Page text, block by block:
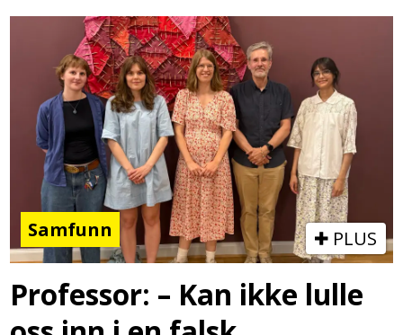
Samfunn PLUS
Professor: – Kan ikke lulle